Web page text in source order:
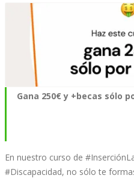
Gana 250€ y +becas sólo
En nuestro curso de
#Discapacidad, no sólo te